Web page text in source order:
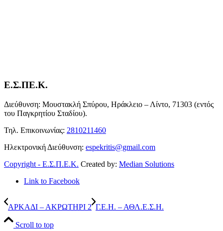
Ε.Σ.ΠΕ.Κ.
Διεύθυνση: Μουστακλή Σπύρου, Ηράκλειο – Λίντο, 71303 (εντός
του Παγκρητίου Σταδίου).
Τηλ. Επικοινωνίας: 2810211460
Ηλεκτρονική Διεύθυνση: espekritis@gmail.com
Copyright - Ε.Σ.Π.Ε.Κ. Created by: Median Solutions
Link to Facebook
ΑΡΚΑΔΙ – ΑΚΡΩΤΗΡΙ 2 Γ.Ε.Η. – ΑΘΛ.Ε.Σ.Η.
Scroll to top